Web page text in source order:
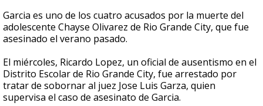
Garcia es uno de los cuatro acusados por la muerte del
adolescente Chayse Olivarez de Rio Grande City, que fue
asesinado el verano pasado.
El miércoles, Ricardo Lopez, un oficial de ausentismo en el
Distrito Escolar de Rio Grande City, fue arrestado por
tratar de sobornar al juez Jose Luis Garza, quien
supervisa el caso de asesinato de Garcia.